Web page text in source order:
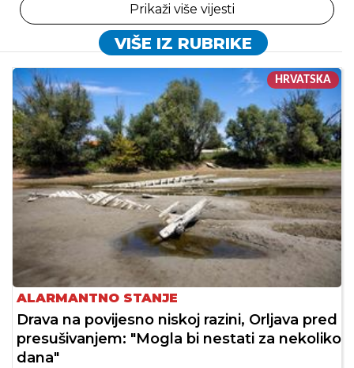
Prikaži više vijesti
VIŠE IZ RUBRIKE
HRVATSKA
ALARMANTNO STANJE
Drava na povijesno niskoj razini, Orljava pred
presušivanjem: "Mogla bi nestati za nekoliko
dana"